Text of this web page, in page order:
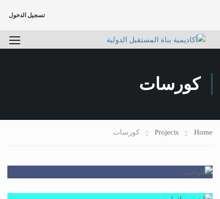
تسجيل الدخول
كورسات
Home
Projects كورسات